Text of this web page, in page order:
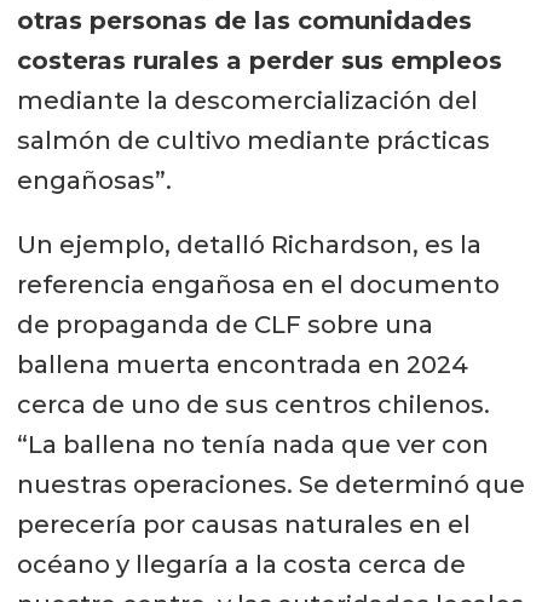
otras personas de las comunidades
costeras rurales a perder sus empleos
mediante la descomercialización del
salmón de cultivo mediante prácticas
engañosas”.
Un ejemplo, detalló Richardson, es la
referencia engañosa en el documento
de propaganda de CLF sobre una
ballena muerta encontrada en 2024
cerca de uno de sus centros chilenos.
“La ballena no tenía nada que ver con
nuestras operaciones. Se determinó que
perecería por causas naturales en el
océano y llegaría a la costa cerca de